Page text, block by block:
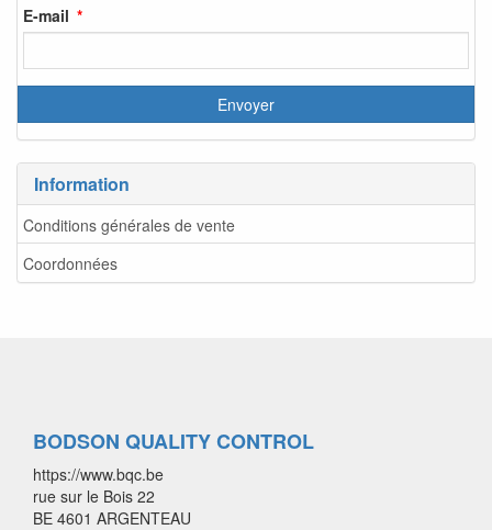
E-mail
Information
Conditions générales de vente
Coordonnées
BODSON QUALITY CONTROL
https://www.bqc.be
rue sur le Bois 22
BE 4601 ARGENTEAU